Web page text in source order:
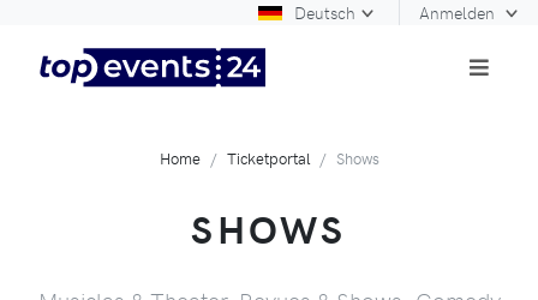
Deutsch Anmelden
Home Ticketportal Shows
SHOWS